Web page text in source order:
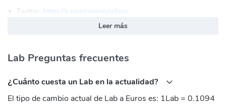
Twitter: https://x.com/memeslabxyz
https://discord.gg/memeslab
Lab (LAB) Contratos
0x7ec43cf65f1663f820427c62a5780b8f2e25593a
Leer más
Lab Preguntas frecuentes
¿Cuánto cuesta un Lab en la actualidad?
El tipo de cambio actual de Lab a Euros es: 1Lab = 0.1094